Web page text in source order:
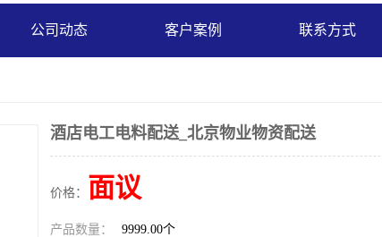
公司动态 客户案例 联系方式
酒店电工电料配送_北京物业物资配送
价格： 面议
产品数量： 9999.00个